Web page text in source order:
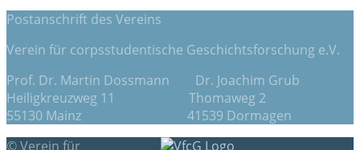
Postanschrift des Vereins
Verein für corpsstudentische Geschichtsforschung e.V.
Prof. Dr. Martin Dossmann Dr. Joachim Grub
Heiligkreuzweg 11 Thomaweg 2
55130 Mainz 41539 Dormagen
© Verein für